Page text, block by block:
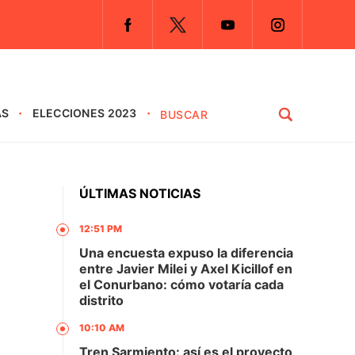
ELECCIONES 2023
ÚLTIMAS NOTICIAS
12:51 PM
Una encuesta expuso la diferencia
entre Javier Milei y Axel Kicillof en
el Conurbano: cómo votaría cada
distrito
10:10 AM
Tren Sarmiento: así es el proyecto